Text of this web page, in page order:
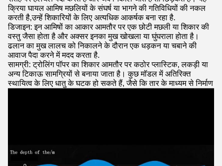
क्रिया घायल आमिष मछलियों के संघर्ष या भागने की गतिविधियों की नकल
करती है,उन्हें शिकारियों के लिए अत्यधिक आकर्षक बना रहा है.
डिजाइन: इन आमिषों का आकार आमतौर पर एक छोटी मछली या शिकार की
वस्तु जैसा होता है और अक्सर इनका मुख खोखला या घुंघराला होता है।
ढलान का मुख लालच को निकालने के दौरान एक धड़कन या चबाने की
आवाज पैदा करने में मदद करता है.
सामग्री: ट्रोलिंग पॉपर का शिकार आमतौर पर कठोर प्लास्टिक, लकड़ी या
अन्य टिकाऊ सामग्रियों से बनाया जाता है। कुछ मॉडल में अतिरिक्त
स्थायित्व के लिए धातु के घटक हो सकते हैं, जैसे कि तार के माध्यम से निर्माण